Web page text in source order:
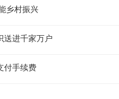
乡村振兴
送进千家万户
付手续费